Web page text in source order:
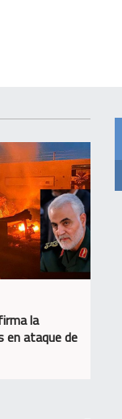
la
en ataque de